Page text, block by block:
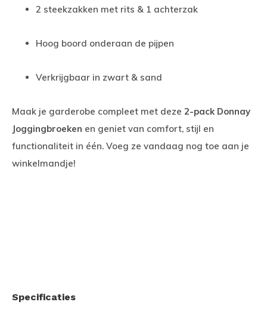
2 steekzakken met rits & 1 achterzak
Hoog boord onderaan de pijpen
Verkrijgbaar in zwart & sand
Maak je garderobe compleet met deze 2-pack Donnay
Joggingbroeken en geniet van comfort, stijl en
functionaliteit in één. Voeg ze vandaag nog toe aan je
winkelmandje!
Specificaties